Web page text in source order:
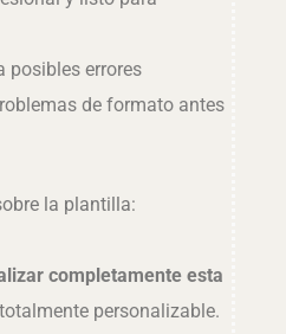
posibles errores
de formato antes
la plantilla:
completamente esta
personalizable.